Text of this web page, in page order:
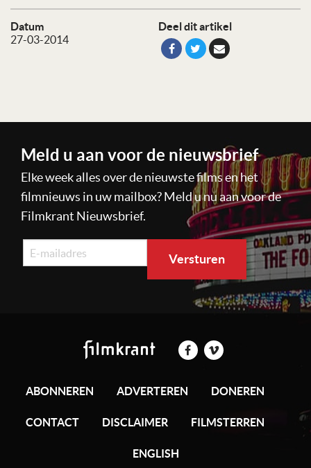
Datum
27-03-2014
Deel dit artikel
Meld u aan voor de nieuwsbrief
Elke week alles over de nieuwste films en het
filmnieuws in uw mailbox? Meld u nu aan voor de
Filmkrant Nieuwsbrief.
ABONNEREN ADVERTEREN DONEREN
CONTACT DISCLAIMER FILMSTERREN
ENGLISH